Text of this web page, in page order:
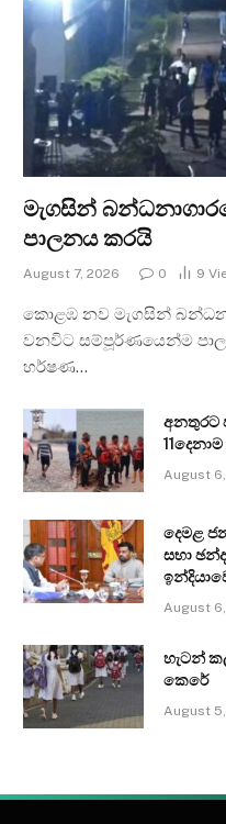
මැගසින්
පාලනය කරයි
August 7, 2026 0 9
කොළඹ නව මැගසින්
වනවිට සම්පූර්ණයෙන්ම
හර්ෂණ…
අනතුරට
August
දෙමළ
සභා
August
හැටන්
කෙරේ
August